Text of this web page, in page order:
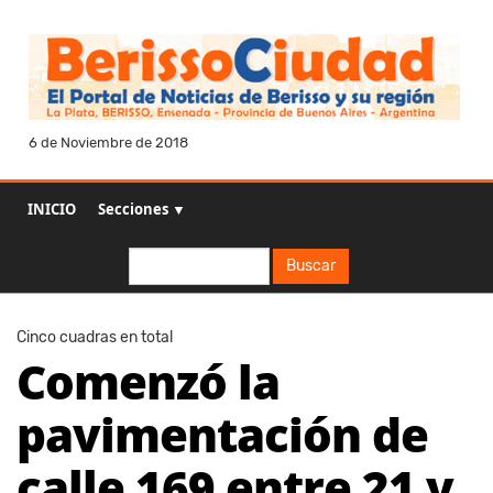
6 de Noviembre de 2018
INICIO Secciones ▼
Buscar
Cinco cuadras en total
Comenzó la
pavimentación de